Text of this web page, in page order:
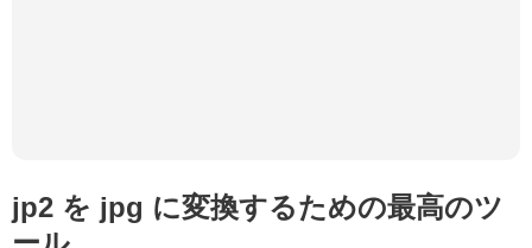
jp2 を jpg に変換するための最高のツ